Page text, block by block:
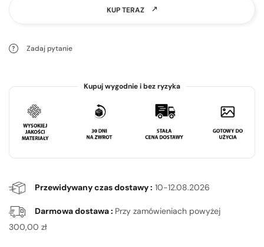
KUP TERAZ
Zadaj pytanie
Kupuj wygodnie i bez ryzyka
Przewidywany czas dostawy : 10-12.08.2026
Darmowa dostawa : Przy zamówieniach powyżej
300,00 zł